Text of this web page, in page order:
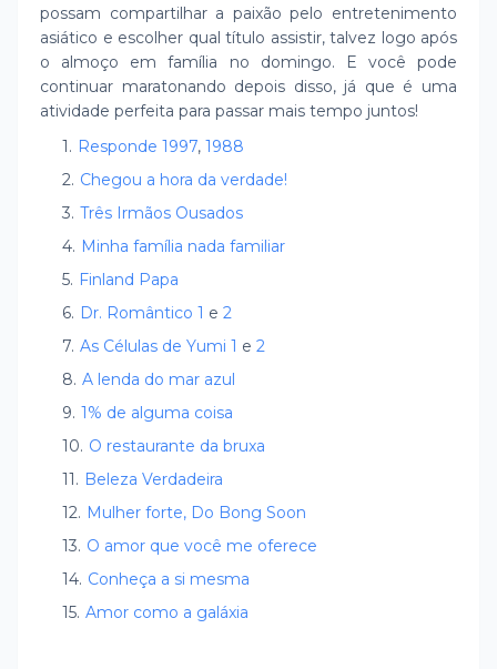
possam compartilhar a paixão pelo entretenimento
asiático e escolher qual título assistir, talvez logo após
o almoço em família no domingo. E você pode
continuar maratonando depois disso, já que é uma
atividade perfeita para passar mais tempo juntos!
Responde 1997, 1988
Chegou a hora da verdade!
Três Irmãos Ousados
Minha família nada familiar
Finland Papa
Dr. Romântico 1 e 2
As Células de Yumi 1 e 2
A lenda do mar azul
1% de alguma coisa
O restaurante da bruxa
Beleza Verdadeira
Mulher forte, Do Bong Soon
O amor que você me oferece
Conheça a si mesma
Amor como a galáxia